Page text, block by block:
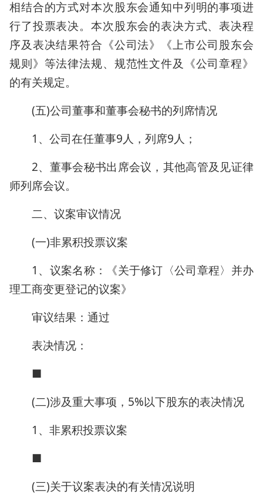
相结合的方式对本次股东会通知中列明的事项进
行了投票表决。本次股东会的表决方式、表决程
序及表决结果符合《公司法》《上市公司股东会
规则》等法律法规、规范性文件及《公司章程》
的有关规定。
(五)公司董事和董事会秘书的列席情况
1、公司在任董事9人，列席9人；
2、董事会秘书出席会议，其他高管及见证律
师列席会议。
二、议案审议情况
(一)非累积投票议案
1、议案名称：《关于修订〈公司章程〉并办
理工商变更登记的议案》
审议结果：通过
表决情况：
■
(二)涉及重大事项，5%以下股东的表决情况
1、非累积投票议案
■
(三)关于议案表决的有关情况说明